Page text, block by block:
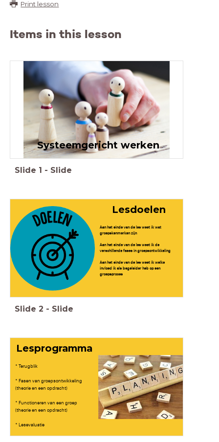
Print lesson
Items in this lesson
Systeemgericht werken
Slide 1 - Slide
Lesdoelen
Aan het einde van de les weet ik wat
groepskenmerken zijn
Aan het einde van de les weet ik de
verschillende fases in groepsontwikkeling
Aan het einde van de les weet ik welke
invloed ik als begeleider heb op een
groepsproces
Slide 2 - Slide
Lesprogramma
* Terugblik
* Fasen van groepsontwikkeling
(theorie en een opdracht)
* Functioneren van een groep
(theorie en een opdracht)
* Lesevaluatie